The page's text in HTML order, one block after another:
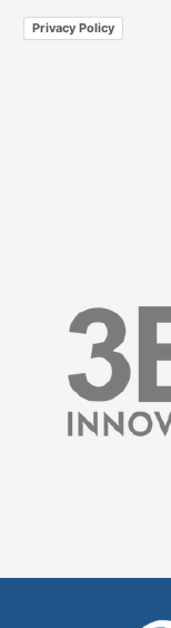
Privacy Policy